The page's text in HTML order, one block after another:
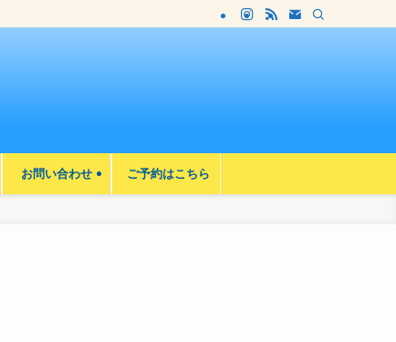
お問い合わせ ご予約はこちら